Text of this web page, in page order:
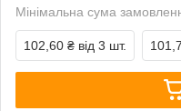
Мінімальна сума
102,60 ₴ від 3 шт.